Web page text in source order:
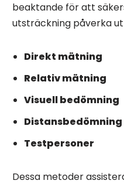
beaktande för att
utsträckning påverka
Direkt mätning
Relativ mätning
Visuell bedömning
Distansbedömning
Testpersoner
Dessa metoder